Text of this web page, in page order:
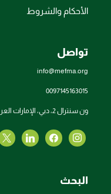
الأحكام والشروط
تواصل
info@mefma.org
0097145163015
ون سنترال 2، دبي، الإمارات العربية المتحدة
البحث